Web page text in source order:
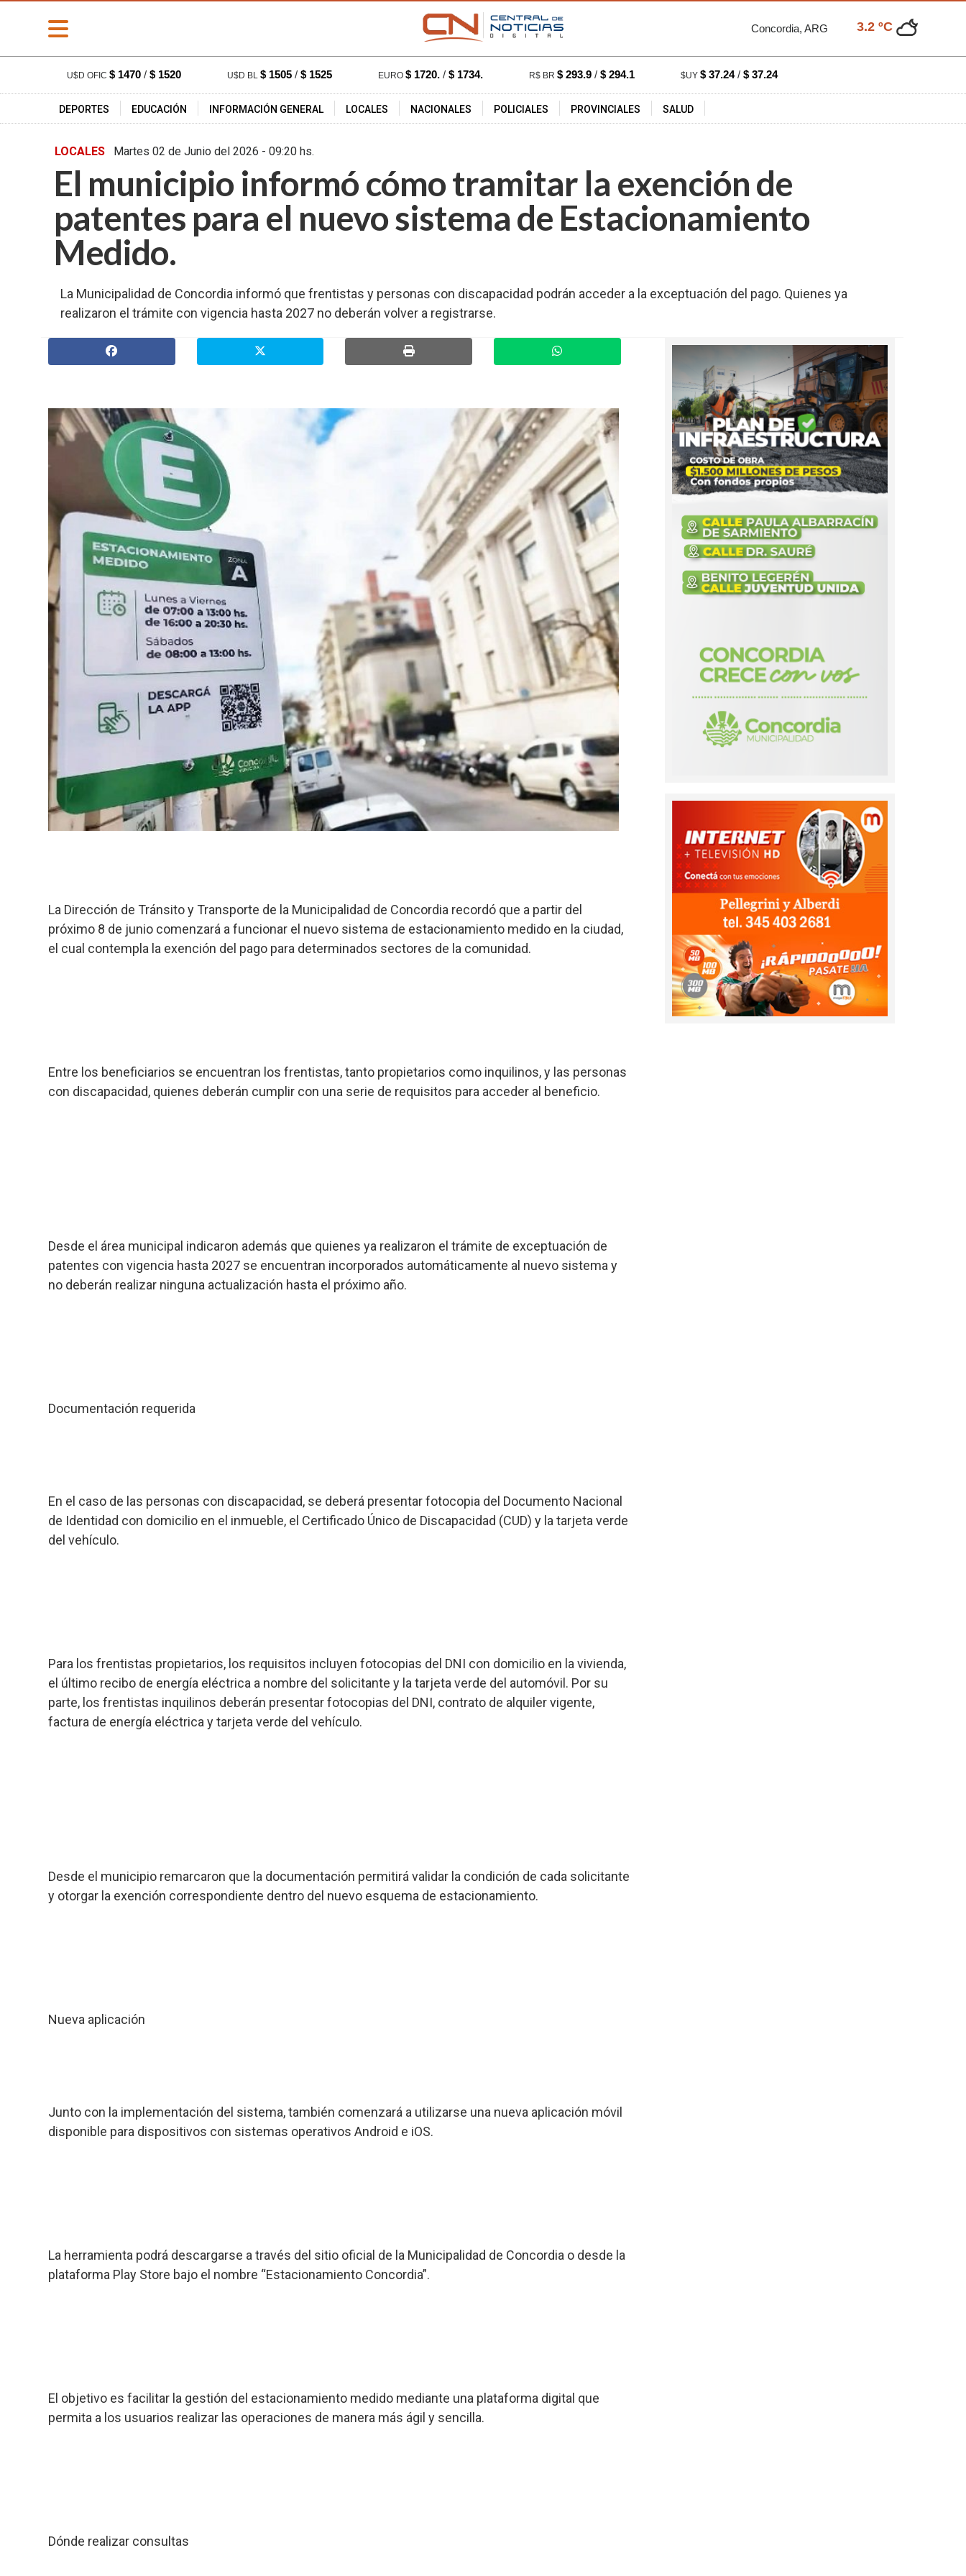
» PORTADA
» Deportes
» Locales
» Policiales
» Provinciales
» Cultura
» Economía
» Espectáculos
» Política
Concordia, ARG 3.2 ºC
U$D OFIC $ 1470 / $ 1520 U$D BL $ 1505 / $ 1525 EURO $ 1720. / $ 1734. R$ BR $ 293.9 / $ 294.1 $UY $ 37.24/ $ 37.24
DEPORTES EDUCACIÓN INFORMACIÓN GENERAL LOCALES NACIONALES POLICIALES PROVINCIALES SALUD
LOCALES Martes 02 de Junio del 2026 - 09:20 hs.
El municipio informó cómo tramitar la exención de
patentes para el nuevo sistema de Estacionamiento
Medido.
La Municipalidad de Concordia informó que frentistas y personas con discapacidad podrán acceder a la exceptuación del pago. Quienes ya
realizaron el trámite con vigencia hasta 2027 no deberán volver a registrarse.
La Dirección de Tránsito y Transporte de la Municipalidad de Concordia recordó que a partir del
próximo 8 de junio comenzará a funcionar el nuevo sistema de estacionamiento medido en la ciudad,
el cual contempla la exención del pago para determinados sectores de la comunidad.
Entre los beneficiarios se encuentran los frentistas, tanto propietarios como inquilinos, y las personas
con discapacidad, quienes deberán cumplir con una serie de requisitos para acceder al beneficio.
Desde el área municipal indicaron además que quienes ya realizaron el trámite de exceptuación de
patentes con vigencia hasta 2027 se encuentran incorporados automáticamente al nuevo sistema y
no deberán realizar ninguna actualización hasta el próximo año.
Documentación requerida
En el caso de las personas con discapacidad, se deberá presentar fotocopia del Documento Nacional
de Identidad con domicilio en el inmueble, el Certificado Único de Discapacidad (CUD) y la tarjeta verde
del vehículo.
Para los frentistas propietarios, los requisitos incluyen fotocopias del DNI con domicilio en la vivienda,
el último recibo de energía eléctrica a nombre del solicitante y la tarjeta verde del automóvil. Por su
parte, los frentistas inquilinos deberán presentar fotocopias del DNI, contrato de alquiler vigente,
factura de energía eléctrica y tarjeta verde del vehículo.
Desde el municipio remarcaron que la documentación permitirá validar la condición de cada solicitante
y otorgar la exención correspondiente dentro del nuevo esquema de estacionamiento.
Nueva aplicación
Junto con la implementación del sistema, también comenzará a utilizarse una nueva aplicación móvil
disponible para dispositivos con sistemas operativos Android e iOS.
La herramienta podrá descargarse a través del sitio oficial de la Municipalidad de Concordia o desde la
plataforma Play Store bajo el nombre “Estacionamiento Concordia”.
El objetivo es facilitar la gestión del estacionamiento medido mediante una plataforma digital que
permita a los usuarios realizar las operaciones de manera más ágil y sencilla.
Dónde realizar consultas